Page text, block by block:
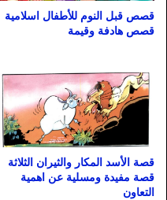
قصص قبل النوم للأطفال اسلامية
قصص هادفة وقيمة
قصة الأسد المكار والثيران الثلاثة
قصة مفيدة ومسلية عن اهمية
التعاون